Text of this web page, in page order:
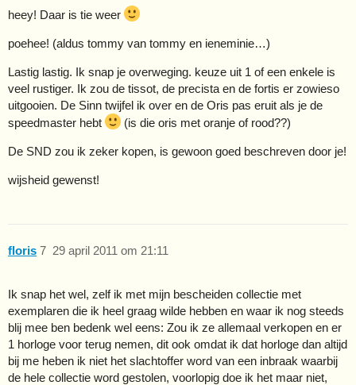
heey! Daar is tie weer
poehee! (aldus tommy van tommy en ieneminie…)
Lastig lastig. Ik snap je overweging. keuze uit 1 of een enkele is
veel rustiger. Ik zou de tissot, de precista en de fortis er zowieso
uitgooien. De Sinn twijfel ik over en de Oris pas eruit als je de
speedmaster hebt
(is die oris met oranje of rood??)
De SND zou ik zeker kopen, is gewoon goed beschreven door je!
wijsheid gewenst!
floris 29 april 2011 om 21:11
7
Ik snap het wel, zelf ik met mijn bescheiden collectie met
exemplaren die ik heel graag wilde hebben en waar ik nog steeds
blij mee ben bedenk wel eens: Zou ik ze allemaal verkopen en er
1 horloge voor terug nemen, dit ook omdat ik dat horloge dan altijd
bij me heben ik niet het slachtoffer word van een inbraak waarbij
de hele collectie word gestolen, voorlopig doe ik het maar niet,